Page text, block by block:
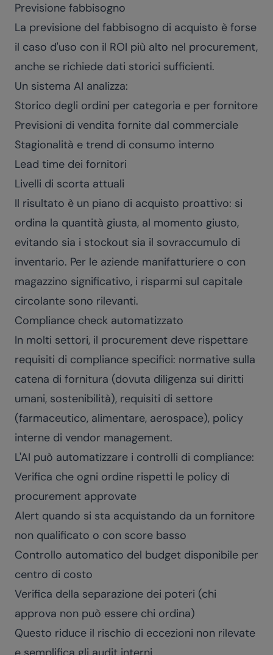
Previsione fabbisogno
La previsione del fabbisogno di acquisto è forse
il caso d'uso con il ROI più alto nel procurement,
anche se richiede dati storici sufficienti.
Un sistema AI analizza:
Storico degli ordini per categoria e per fornitore
Previsioni di vendita fornite dal commerciale
Stagionalità e trend di consumo interno
Lead time dei fornitori
Livelli di scorta attuali
Il risultato è un piano di acquisto proattivo: si
ordina la quantità giusta, al momento giusto,
evitando sia i stockout sia il sovraccumulo di
inventario. Per le aziende manifatturiere o con
magazzino significativo, i risparmi sul capitale
circolante sono rilevanti.
Compliance check automatizzato
In molti settori, il procurement deve rispettare
requisiti di compliance specifici: normative sulla
catena di fornitura (dovuta diligenza sui diritti
umani, sostenibilità), requisiti di settore
(farmaceutico, alimentare, aerospace), policy
interne di vendor management.
L'AI può automatizzare i controlli di compliance:
Verifica che ogni ordine rispetti le policy di
procurement approvate
Alert quando si sta acquistando da un fornitore
non qualificato o con score basso
Controllo automatico del budget disponibile per
centro di costo
Verifica della separazione dei poteri (chi
approva non può essere chi ordina)
Questo riduce il rischio di eccezioni non rilevate